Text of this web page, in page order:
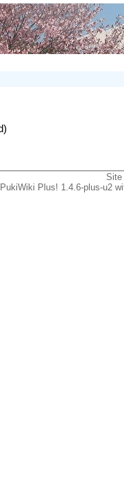
Plus! 1.4.6-plus-u2